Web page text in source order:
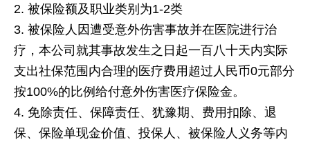
被保险额及职业类别为1-2类
被保险人因遭受意外伤害事故并在医院进行治
疗，本公司就其事故发生之日起一百八十天内实际
支出社保范围内合理的医疗费用超过人民币0元部分
按100%的比例给付意外伤害医疗保险金。
免除责任、保障责任、犹豫期、费用扣除、退
保、保险单现金价值、投保人、被保险人义务等内